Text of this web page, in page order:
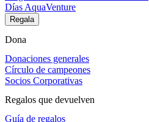
Días AquaVenture
Regala
Dona
Donaciones generales
Círculo de campeones
Socios Corporativas
Regalos que devuelven
Guía de regalos